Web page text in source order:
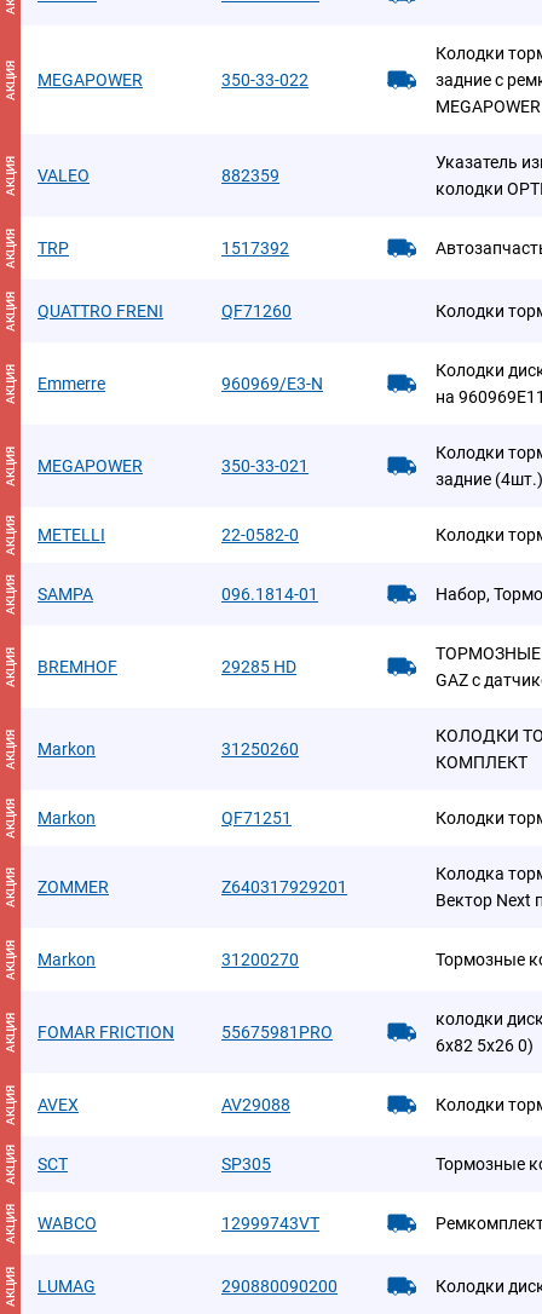
АКЦИЯ MEGAPOWER 350-33-022
Колодки
задние с
MEGAPOWER
АКЦИЯ VALEO 882359
Указатель
колодки
АКЦИЯ TRP 1517392
АКЦИЯ QUATTRO FRENI QF71260 Колодки
АКЦИЯ Emmerre 960969/E3-N
Колодки
на
АКЦИЯ MEGAPOWER 350-33-021
Колодки
задние
АКЦИЯ METELLI 22-0582-0 Колодки
АКЦИЯ SAMPA 096.1814-01 Набор,
АКЦИЯ BREMHOF 29285 HD
ТОРМОЗНЫЕ
GAZ с
АКЦИЯ Markon 31250260
КОЛОДКИ
КОМПЛЕКТ
АКЦИЯ Markon QF71251 Колодки
АКЦИЯ ZOMMER Z640317929201
Колодка
Вектор Next
АКЦИЯ Markon 31200270 Тормозные
АКЦИЯ FOMAR FRICTION 55675981PRO
колодки
6x82 5x26 0)
АКЦИЯ AVEX AV29088 Колодки
АКЦИЯ SCT SP305 Тормозные
АКЦИЯ WABCO 12999743VT
АКЦИЯ LUMAG 290880090200 Колодки